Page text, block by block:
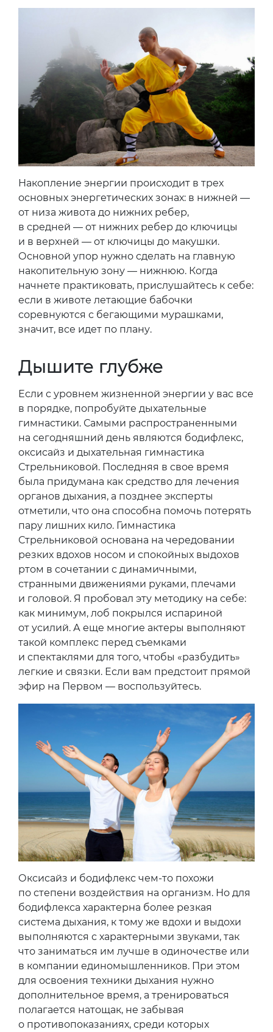
Накопление энергии происходит в трех
основных энергетических зонах: в нижней —
от низа живота до нижних ребер,
в средней — от нижних ребер до ключицы
и в верхней — от ключицы до макушки.
Основной упор нужно сделать на главную
накопительную зону — нижнюю. Когда
начнете практиковать, прислушайтесь к себе:
если в животе летающие бабочки
соревнуются с бегающими мурашками,
значит, все идет по плану.
Дышите глубже
Если с уровнем жизненной энергии у вас все
в порядке, попробуйте дыхательные
гимнастики. Самыми распространенными
на сегодняшний день являются бодифлекс,
оксисайз и дыхательная гимнастика
Стрельниковой. Последняя в свое время
была придумана как средство для лечения
органов дыхания, а позднее эксперты
отметили, что она способна помочь потерять
пару лишних кило. Гимнастика
Стрельниковой основана на чередовании
резких вдохов носом и спокойных выдохов
ртом в сочетании с динамичными,
странными движениями руками, плечами
и головой. Я пробовал эту методику на себе:
как минимум, лоб покрылся испариной
от усилий. А еще многие актеры выполняют
такой комплекс перед съемками
и спектаклями для того, чтобы «разбудить»
легкие и связки. Если вам предстоит прямой
эфир на Первом — воспользуйтесь.
Оксисайз и бодифлекс чем-то похожи
по степени воздействия на организм. Но для
бодифлекса характерна более резкая
система дыхания, к тому же вдохи и выдохи
выполняются с характерными звуками, так
что заниматься им лучше в одиночестве или
в компании единомышленников. При этом
для освоения техники дыхания нужно
дополнительное время, а тренироваться
полагается натощак, не забывая
о противопоказаниях, среди которых